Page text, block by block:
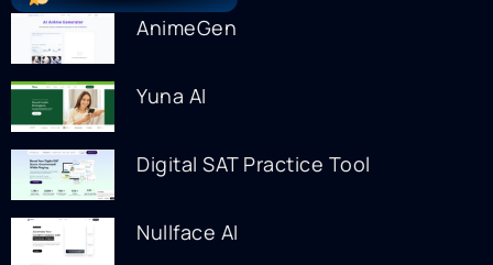
AnimeGen
Yuna AI
Digital SAT Practice Tool
Nullface AI